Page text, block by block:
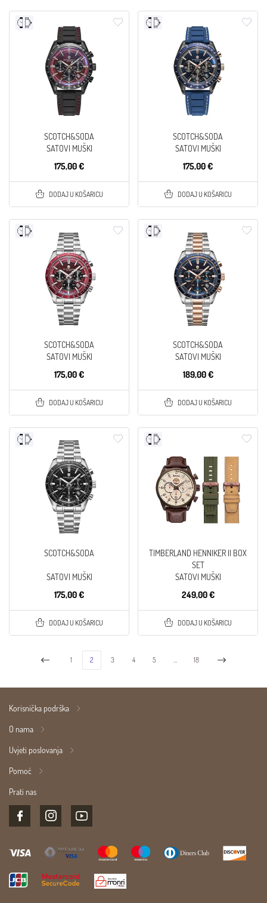
SCOTCH&SODA
SATOVI MUŠKI
175,00 €
DODAJ U KOŠARICU
SCOTCH&SODA
SATOVI MUŠKI
175,00 €
DODAJ U KOŠARICU
SCOTCH&SODA
SATOVI MUŠKI
175,00 €
DODAJ U KOŠARICU
SCOTCH&SODA
SATOVI MUŠKI
189,00 €
DODAJ U KOŠARICU
SCOTCH&SODA
SATOVI MUŠKI
175,00 €
DODAJ U KOŠARICU
TIMBERLAND HENNIKER II BOX
SET
SATOVI MUŠKI
249,00 €
DODAJ U KOŠARICU
1 2 3 4 5 18
Korisnička podrška
O nama
Uvjeti poslovanja
Pomoć
Prati nas